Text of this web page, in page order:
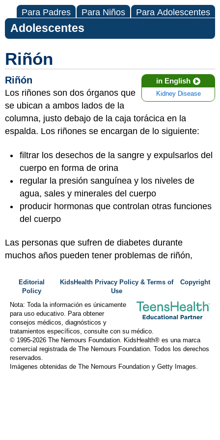
Para Padres Para Niños Para Adolescentes
Adolescentes
Riñón
in English
Kidney Disease
Riñón
Los riñones son dos órganos que
se ubican a ambos lados de la
columna, justo debajo de la caja torácica en la
espalda. Los riñones se encargan de lo siguiente:
filtrar los desechos de la sangre y expulsarlos del
cuerpo en forma de orina
regular la presión sanguínea y los niveles de
agua, sales y minerales del cuerpo
producir hormonas que controlan otras funciones
del cuerpo
Las personas que sufren de diabetes durante
muchos años pueden tener problemas de riñón,
Editorial
Policy
KidsHealth Privacy Policy & Terms of
Use
Copyright
Nota: Toda la información es únicamente
para uso educativo. Para obtener
consejos médicos, diagnósticos y
tratamientos específicos, consulte con su médico.
© 1995-2026 The Nemours Foundation. KidsHealth® es una marca
comercial registrada de The Nemours Foundation. Todos los derechos
reservados.
Imágenes obtenidas de The Nemours Foundation y Getty Images.